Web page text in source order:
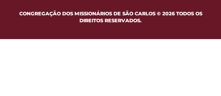
CONGREGAÇÃO DOS MISSIONÁRIOS DE SÃO CARLOS © 2026 TODOS OS
DIREITOS RESERVADOS.